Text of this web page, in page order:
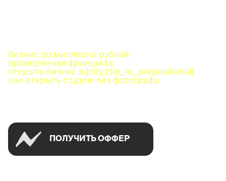
бизнес до миллиона рублей
проверенная франшиза
открыть бизнес в {city_title_nc_prepositional}
как открыть студию без фотографа
ПОЛУЧИТЬ ОФФЕР